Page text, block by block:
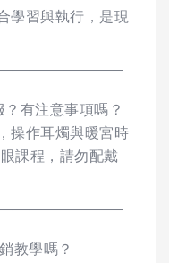
學習與執行，是現
有注意事項嗎？
操作耳燭與暖宮時
課程，請勿配戴
教學嗎？